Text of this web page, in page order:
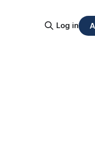
Log in